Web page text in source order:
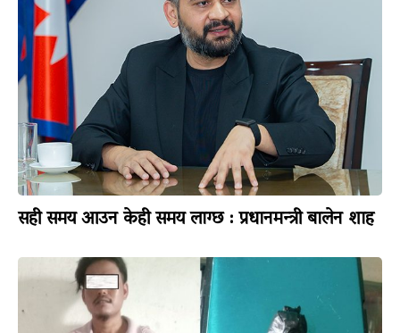
सही समय आउन केही समय लाग्छ : प्रधानमन्त्री बालेन शाह